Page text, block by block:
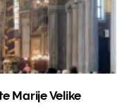
Marije Velike